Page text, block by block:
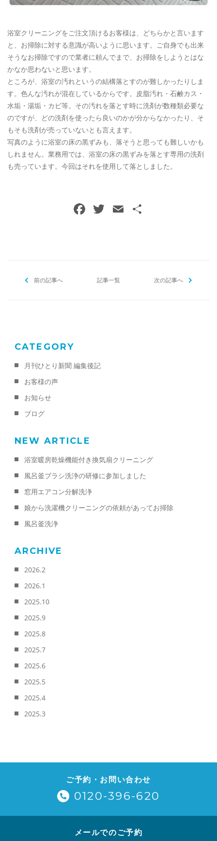
メールでのご予約
RESERVE
浴室クリーニングをご注文頂けるお客様は、どちらかと言います
と、お掃除に対する意識が高いように思います。ご自身でも出来
そうなお掃除ですので業者に頼んでまで、お掃除をしようとはな
かなか思わないと思います。
ところが、浴室の汚れというの結構落とすのが難しかったりしま
す。色んな汚れが混在しているからです。皮脂汚れ・石鹸カス・
水垢・湯垢・カビ等。その汚れを落とす時に洗剤が数種類必要な
のですが、どの洗剤を使ったら良いのかが分からなかったり、そ
もそも洗剤が売っていないとも言えます。
写真のように浴室の床の黒ずみも、落そうと思っても難しいかも
しれません。業務用では、浴室の床の黒ずみを落とす専用の洗剤
も売っています。今回はそれを使用して落としました。
F
o
T E
前の記事へ 記事一覧 次の記事へ
CATEGORY
月刊ひとり新聞 編集後記
お客様の声
お知らせ
ブログ
NEW ARTICLE
浴室暖房乾燥機能付き換気扇クリーニング
風呂釜ブラシ洗浄の研修に参加しました
窓用エアコン分解洗浄
娘から洗濯機クリーニングの依頼があってお掃除
風呂釜洗浄
ARCHIVE
2026.2
2026.1
2025.10
2025.9
2025.8
2025.7
2025.6
2025.5
2025.4
2025.3
ご予約・お問い合わせ
0120-396-620
メールでのご予約